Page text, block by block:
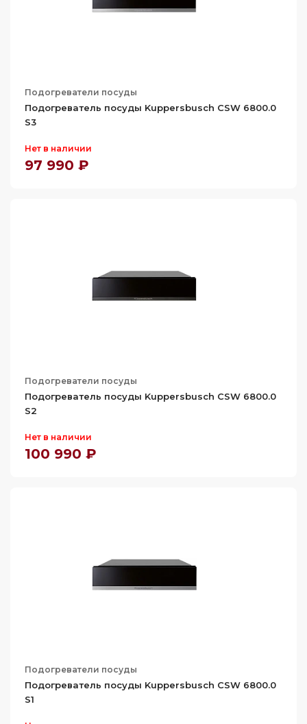
Подогреватели посуды
Подогреватель посуды Kuppersbusch CSW 6800.0
S3
Нет в наличии
97 990 ₽
Подогреватели посуды
Подогреватель посуды Kuppersbusch CSW 6800.0
S2
Нет в наличии
100 990 ₽
Подогреватели посуды
Подогреватель посуды Kuppersbusch CSW 6800.0
S1